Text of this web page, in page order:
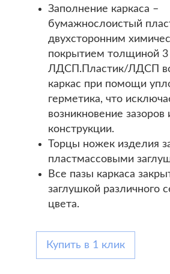
Заполнение каркаса –
бумажнослоистый
двухсторонним
покрытием толщиной
ЛДСП.Пластик/ЛДСП
каркас при помощи
герметика, что
возникновение
конструкции.
Торцы ножек изделия
пластмассовыми
Все пазы каркаса
заглушкой различного
цвета.
Купить в 1 клик